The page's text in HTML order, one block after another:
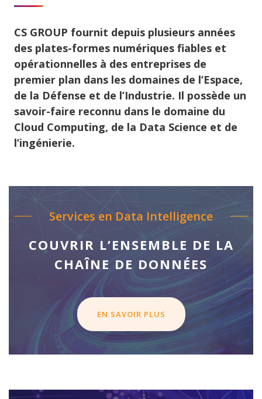
CS GROUP fournit depuis plusieurs années
des plates-formes numériques fiables et
opérationnelles à des entreprises de
premier plan dans les domaines de l’Espace,
de la Défense et de l’Industrie. Il possède un
savoir-faire reconnu dans le domaine du
Cloud Computing, de la Data Science et de
l’ingénierie.
Services en Data Intelligence
COUVRIR L’ENSEMBLE DE LA
CHAÎNE DE DONNÉES
EN SAVOIR PLUS